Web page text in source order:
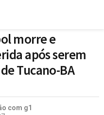
morre e
após serem
Tucano-BA
com g1